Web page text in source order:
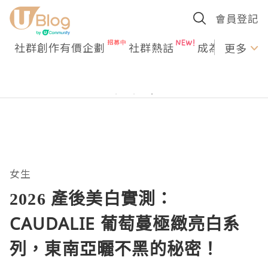
會員登記
社群創作有價企劃 社群熱話 成為U更多
女生
2026 產後美白實測：
CAUDALIE 葡萄蔓極緻亮白系
列，東南亞曬不黑的秘密！